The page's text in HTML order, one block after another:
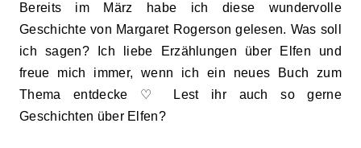
Bereits im März habe ich diese wundervolle
Geschichte von Margaret Rogerson gelesen. Was soll
ich sagen? Ich liebe Erzählungen über Elfen und
freue mich immer, wenn ich ein neues Buch zum
Thema entdecke ♡ Lest ihr auch so gerne
Geschichten über Elfen?